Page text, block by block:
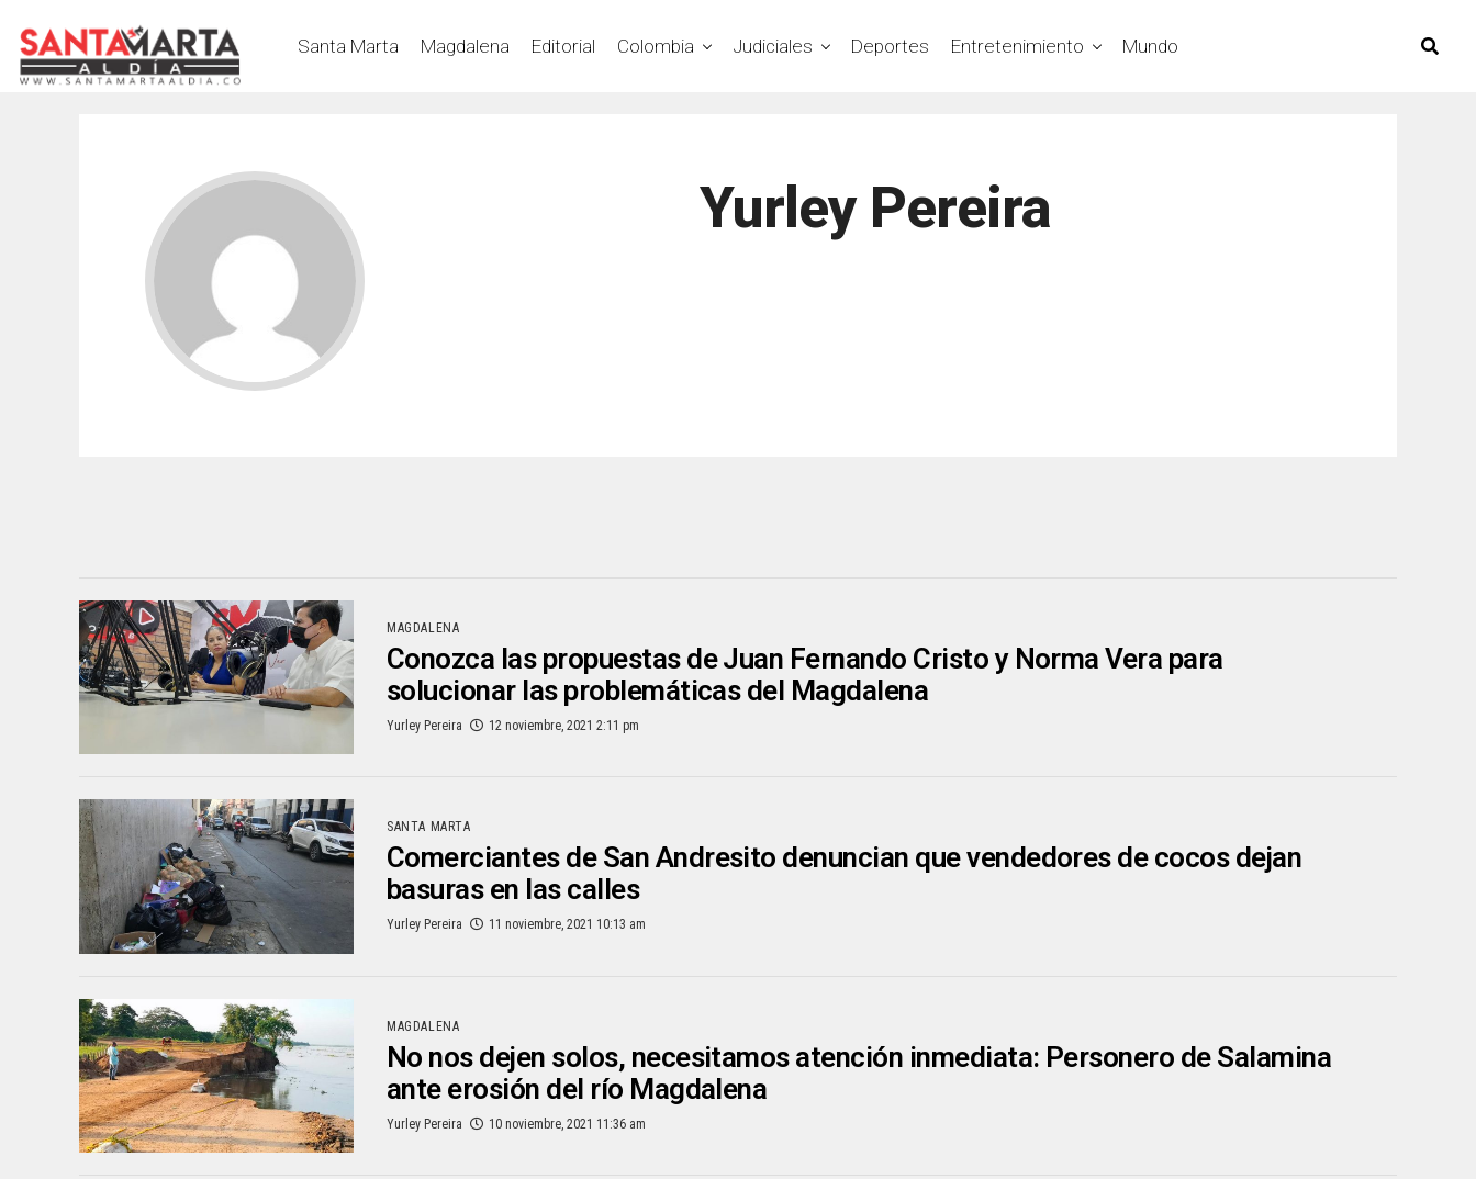
Santa Marta Magdalena Editorial Colombia Judiciales Deportes Entretenimiento Mundo
Yurley Pereira
MAGDALENA
Conozca las propuestas de Juan Fernando Cristo y Norma Vera para
solucionar las problemáticas del Magdalena
Yurley Pereira 12 noviembre, 2021 2:11 pm
SANTA MARTA
Comerciantes de San Andresito denuncian que vendedores de cocos dejan
basuras en las calles
Yurley Pereira 11 noviembre, 2021 10:13 am
MAGDALENA
No nos dejen solos, necesitamos atención inmediata: Personero de Salamina
ante erosión del río Magdalena
Yurley Pereira 10 noviembre, 2021 11:36 am